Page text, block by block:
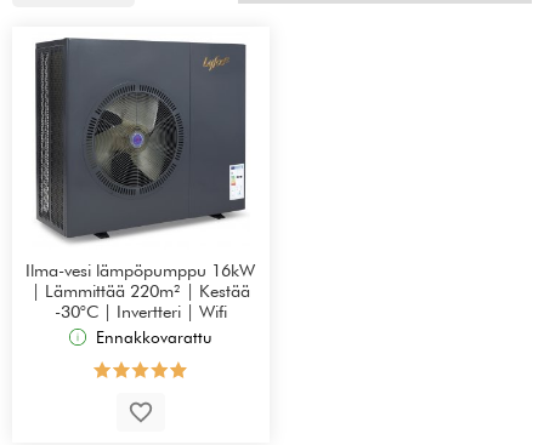
Ilma-vesi lämpöpumppu 16kW
| Lämmittää 220m² | Kestää
-30°C | Invertteri | Wifi
Ennakkovarattu